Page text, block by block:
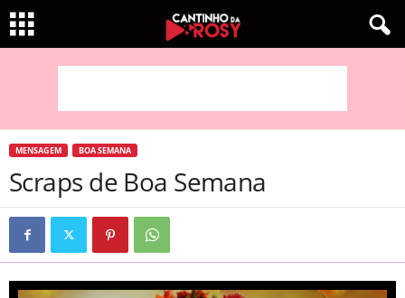
MENSAGEM BOA SEMANA
Scraps de Boa Semana